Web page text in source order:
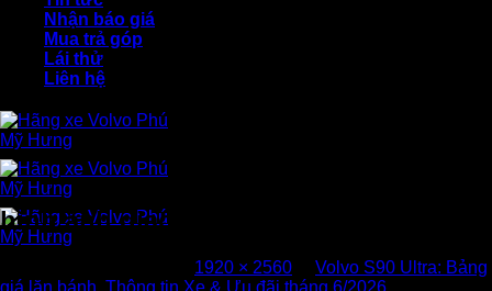
Nhận báo giá
Mua trả góp
Lái thử
Liên hệ
hình ảnh giao xe tại Volvo (4)
1920 × 2560
Volvo S90 Ultra: Bảng
giá lăn bánh, Thông tin Xe & Ưu đãi tháng 6/2026